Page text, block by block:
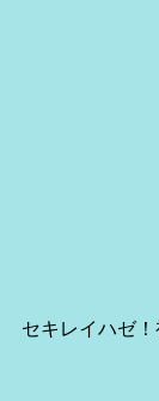
セキレイハゼ